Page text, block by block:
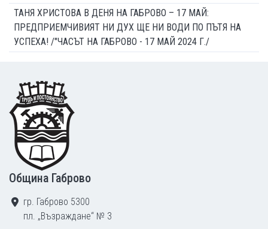
ТАНЯ ХРИСТОВА В ДЕНЯ НА ГАБРОВО – 17 МАЙ:
ПРЕДПРИЕМЧИВИЯТ НИ ДУХ ЩЕ НИ ВОДИ ПО ПЪТЯ НА
УСПЕХА! /"ЧАСЪТ НА ГАБРОВО - 17 МАЙ 2024 Г./
Footer
Община Габрово
гр. Габрово 5300
пл. „Възраждане“ № 3